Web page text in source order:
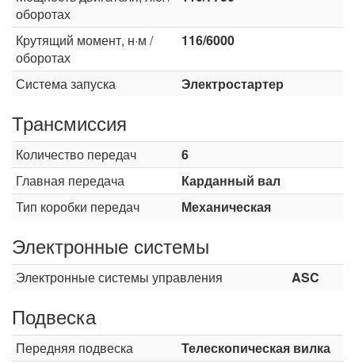
оборотах
Крутящий момент, н·м /
оборотах
116/6000
Система запуска Электростартер
Трансмиссия
Количество передач
6
Главная передача
Карданный вал
Тип коробки передач
Механическая
Электронные системы
Электронные системы управления ASC
Подвеска
Передняя подвеска
Телескопическая вилка